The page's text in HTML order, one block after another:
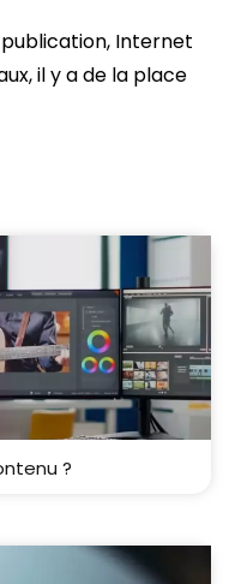
Internet
il y a de la place
?